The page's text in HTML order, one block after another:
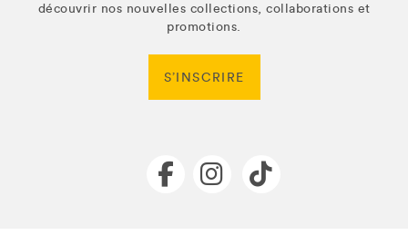
découvrir nos nouvelles collections, collaborations et
promotions.
S’INSCRIRE